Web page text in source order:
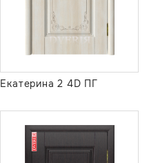
Екатерина 2 4D ПГ